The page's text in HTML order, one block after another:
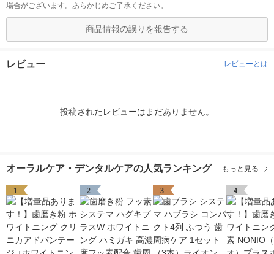
場合がございます。あらかじめご了承ください。
商品情報の誤りを報告する
レビュー レビューとは
投稿されたレビューはまだありません。
オーラルケア・デンタルケアの人気ランキング もっと見る
1 2 3 4